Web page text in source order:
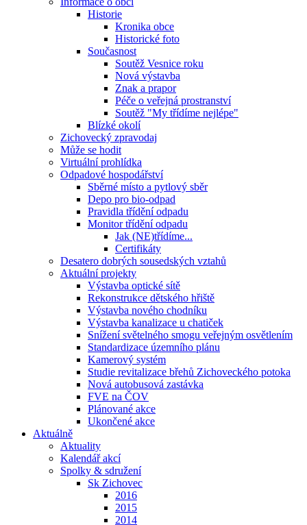
Historie
Kronika obce
Historické foto
Současnost
Soutěž Vesnice roku
Nová výstavba
Znak a prapor
Péče o veřejná prostranství
Soutěž "My třídíme nejlépe"
Blízké okolí
Zichovecký zpravodaj
Může se hodit
Virtuální prohlídka
Odpadové hospodářství
Sběrné místo a pytlový sběr
Depo pro bio-odpad
Pravidla třídění odpadu
Monitor třídění odpadu
Jak (NE)třídíme...
Certifikáty
Desatero dobrých sousedských vztahů
Aktuální projekty
Výstavba optické sítě
Rekonstrukce dětského hřiště
Výstavba nového chodníku
Výstavba kanalizace u chatiček
Snížení světelného smogu veřejným osvětlením
Standardizace územního plánu
Kamerový systém
Studie revitalizace břehů Zichoveckého potoka
Nová autobusová zastávka
FVE na ČOV
Plánované akce
Ukončené akce
Aktuálně
Aktuality
Kalendář akcí
Spolky & sdružení
Sk Zichovec
2016
2015
2014